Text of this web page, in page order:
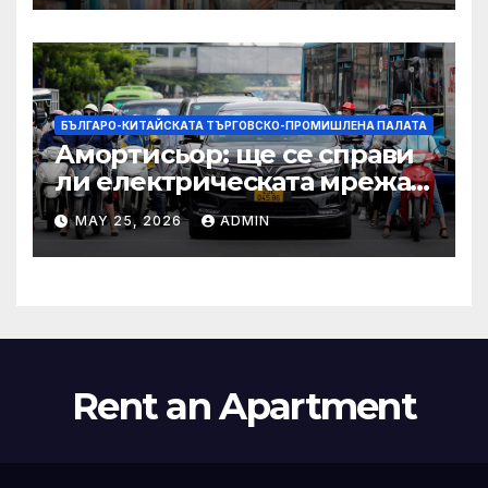
престижни университети
по целия свят
БЪЛГАРО-КИТАЙСКАТА ТЪРГОВСКО-ПРОМИШЛЕНА ПАЛАТА
Амортисьор: ще се справи
ли електрическата мрежа
на АСЕАН със задачата до
2045 г.?
MAY 25, 2026 ADMIN
Rent an Apartment